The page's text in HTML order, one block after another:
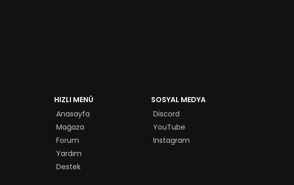
HIZLI MENÜ
Anasayfa
Mağaza
Forum
Yardım
Destek
SOSYAL MEDYA
Discord
YouTube
Instagram